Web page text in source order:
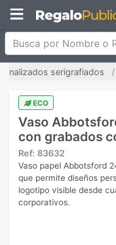
Busca por Nombre o
serigrafiados
ECO
Vaso
con grabados
Ref: 83632
Vaso papel Abbotsford
que permite diseños
logotipo visible desde
corporativos.